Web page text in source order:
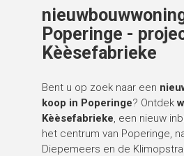
Poperinge -
Kèèsefabrieke
Bent u op zoek naar een
koop in Poperinge? Ontdek
Kèèsefabrieke, een nieuw
het centrum van Poperinge,
Diepemeers en de